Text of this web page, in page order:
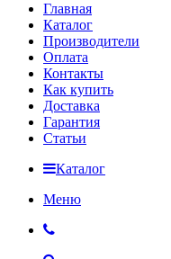
Главная
Каталог
Производители
Оплата
Контакты
Как купить
Доставка
Гарантия
Статьи
Каталог
Меню